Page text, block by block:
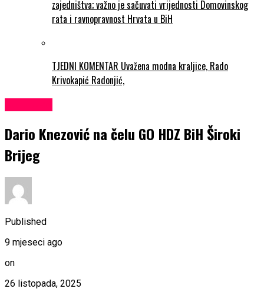
zajedništva; važno je sačuvati vrijednosti Domovinskog
rata i ravnopravnost Hrvata u BiH
TJEDNI KOMENTAR Uvažena modna kraljice, Rado
Krivokapić Radonjić,
Dario Knezović na čelu GO HDZ BiH Široki
Brijeg
Published
9 mjeseci ago
on
26 listopada, 2025